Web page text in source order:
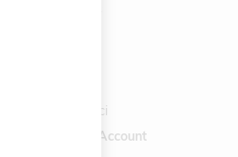
Contattaci
Crea un Account